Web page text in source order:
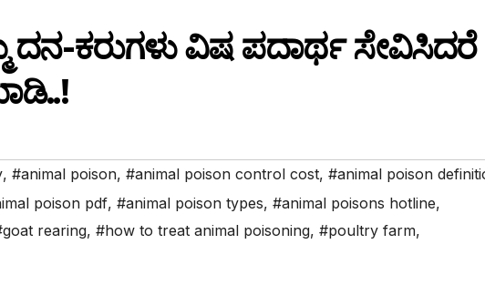
ದನ-ಕರುಗಳು ವಿಷ ಪದಾರ್ಥ ಸೇವಿಸಿದರೆ
, #animal poison, #animal poison control cost, #animal poison
poison pdf, #animal poison types, #animal poisons hotline,
rearing, #how to treat animal poisoning, #poultry farm,